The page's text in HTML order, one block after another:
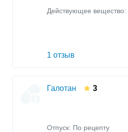
Действующее вещество:
1 отзыв
Галотан 3
Отпуск: По рецепту